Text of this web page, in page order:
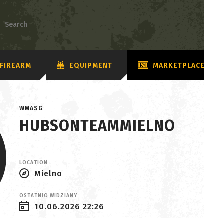
FIREARM EQUIPMENT MARKETPLACE
WMASG
HUBSONTEAMMIELNO
LOCATION
Mielno
OSTATNIO WIDZIANY
10.06.2026 22:26